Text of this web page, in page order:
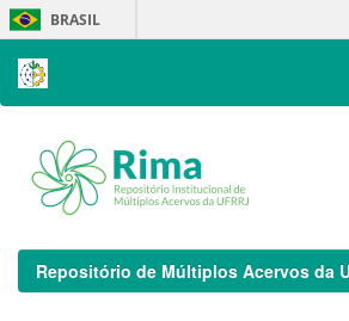
Skip
navigation
BRASIL
Repositório de Múltiplos Acervos da